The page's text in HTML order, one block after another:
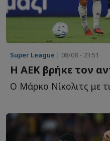
Super League | 08/08 - 23:51
Η ΑΕΚ βρήκε τον